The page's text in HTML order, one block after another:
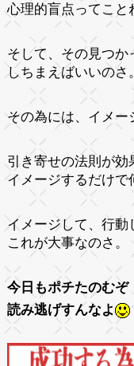
心理的盲点ってこと
そして、その見つか
しちまえばいいのさ。
その為には、イメー
引き寄せの法則が効
イメージするだけで
イメージして、行動
これが大事なのさ。
今日もポチたのむぞ
読み逃げすんなよ